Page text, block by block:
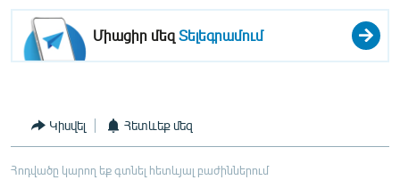
Միացիր մեզՏելեգրամում
Կիսվել Հետևեք մեզ
Հոդվածը կարող եք գտնել հետևյալ բաժիններում